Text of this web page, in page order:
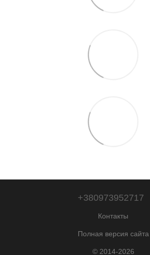
+380973952717
Контакты
Полная версия сайта
© 2014-2026